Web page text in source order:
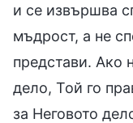
и се извършва
мъдрост, а не
представи. Ако
дело, Той го
за Неговото